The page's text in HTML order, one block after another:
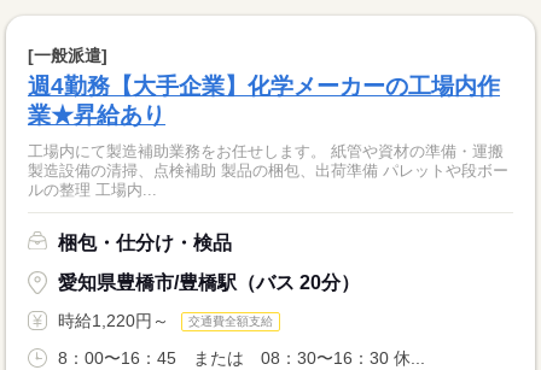
[一般派遣]
週4勤務【大手企業】化学メーカーの工場内作
業★昇給あり
工場内にて製造補助業務をお任せします。 紙管や資材の準備・運搬
製造設備の清掃、点検補助 製品の梱包、出荷準備 パレットや段ボー
ルの整理 工場内...
梱包・仕分け・検品
愛知県豊橋市/豊橋駅（バス 20分）
時給1,220円～ 交通費全額支給
8：00〜16：45 または 08：30〜16：30 休...